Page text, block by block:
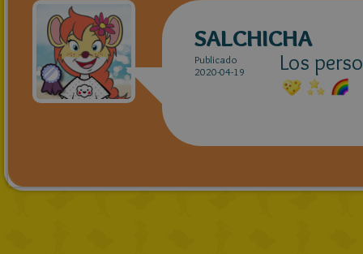
SALCHICHA
Publicado
2020-04-19
Los